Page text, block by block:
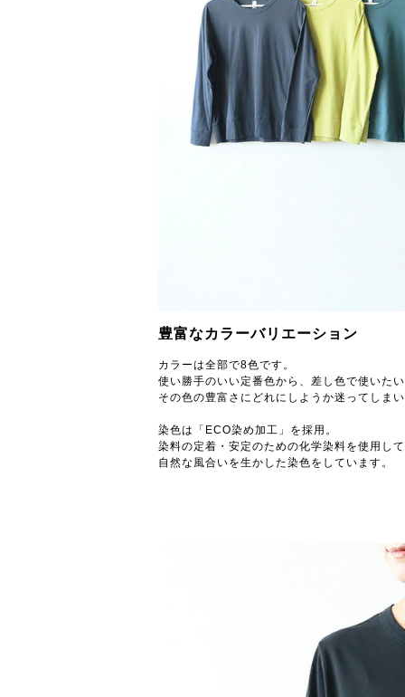
豊富なカラーバリエーション
カラーは全部で8色です。
使い勝手のいい定番色から、差し色で使いた
その色の豊富さにどれにしようか迷ってしま
染色は「ECO染め加工」を採用。
染料の定着・安定のための化学染料を使用し
自然な風合いを生かした染色をしています。